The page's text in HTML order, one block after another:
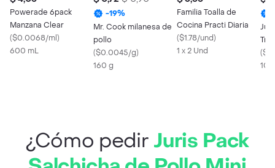
Powerade 6pack
Manzana Clear
($0.0068/ml)
600 mL
-19%
Mr. Cook milanesa de
pollo
($0.0045/g)
160 g
Familia Toalla de
Cocina Practi Diaria
($1.78/und)
1 x 2 Und
(
¿Cómo pedir Juris Pack